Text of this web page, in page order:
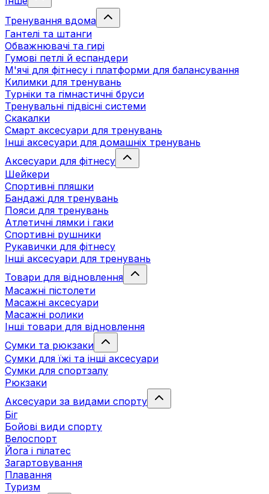
Тренування вдома
Гантелі та штанги
Обважнювачі та гирі
Гумові петлі й еспандери
М'ячі для фітнесу і платформи для балансування
Килимки для тренувань
Турніки та гімнастичні бруси
Тренувальні підвісні системи
Скакалки
Смарт аксесуари для тренувань
Інші аксесуари для домашніх тренувань
Аксесуари для фітнесу
Шейкери
Спортивні пляшки
Бандажі для тренувань
Пояси для тренувань
Атлетичні лямки і гаки
Спортивні рушники
Рукавички для фітнесу
Інші аксесуари для тренувань
Товари для відновлення
Масажні пістолети
Масажні аксесуари
Масажні ролики
Інші товари для відновлення
Сумки та рюкзаки
Сумки для їжі та інші аксесуари
Сумки для спортзалу
Рюкзаки
Аксесуари за видами спорту
Біг
Бойові види спорту
Велоспорт
Йога і пілатес
Загартовування
Плавання
Туризм